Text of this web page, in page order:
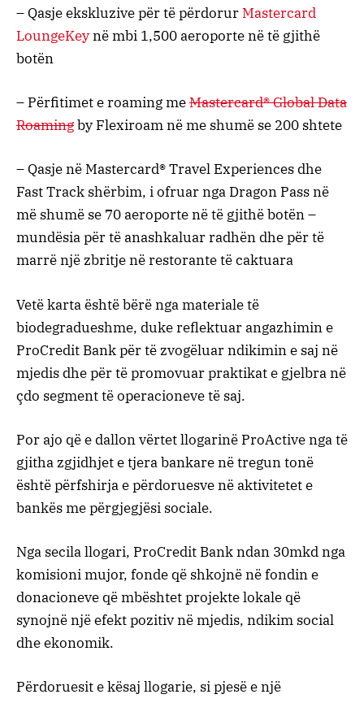
– Qasje ekskluzive për të përdorur Mastercard
LoungeKeynë mbi 1,500 aeroporte në të gjithë
botën
– Përfitimet e roaming meMastercard® Global Data
Roamingby Flexiroam në me shumë se 200 shtete
– Qasje në Mastercard® Travel Experiences dhe
Fast Track shërbim, i ofruar nga Dragon Pass në
më shumë se 70 aeroporte në të gjithë botën –
mundësia për të anashkaluar radhën dhe për të
marrë një zbritje në restorante të caktuara
Vetë karta është bërë nga materiale të
biodegradueshme, duke reflektuar angazhimin e
ProCredit Bank për të zvogëluar ndikimin e saj në
mjedis dhe për të promovuar praktikat e gjelbra në
çdo segment të operacioneve të saj.
Por ajo që e dallon vërtet llogarinë ProActive nga të
gjitha zgjidhjet e tjera bankare në tregun tonë
është përfshirja e përdoruesve në aktivitetet e
bankës me përgjegjësi sociale.
Nga secila llogari, ProCredit Bank ndan 30mkd nga
komisioni mujor, fonde që shkojnë në fondin e
donacioneve që mbështet projekte lokale që
synojnë një efekt pozitiv në mjedis, ndikim social
dhe ekonomik.
Përdoruesit e kësaj llogarie, si pjesë e një